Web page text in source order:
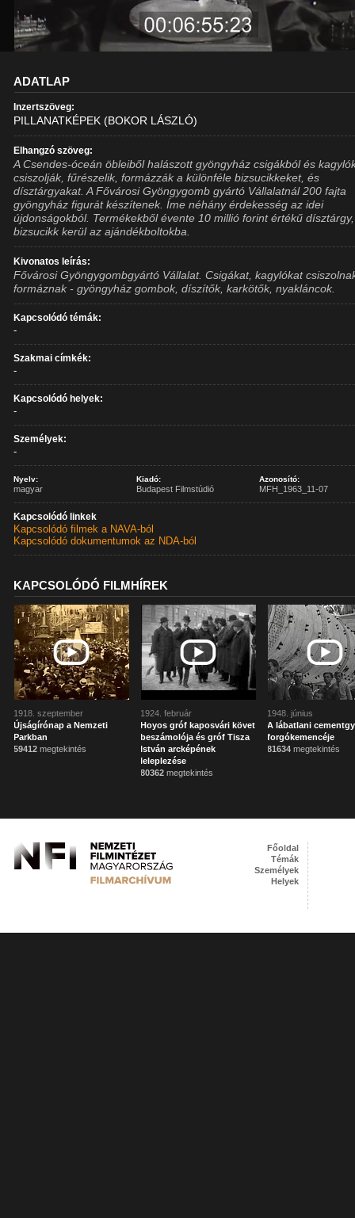
ADATLAP
Inzertszöveg:
PILLANATKÉPEK (BOKOR LÁSZLÓ)
Elhangzó szöveg:
A Csendes-óceán öbleiből halászott gyöngyház csigákból és
csiszolják, fűrészelik, formázzák a különféle bizsucikkeket, és
dísztárgyakat. A Fővárosi Gyöngygomb gyártó Vállalatnál 200 fajta
gyöngyház figurát készítenek. Íme néhány érdekesség az idei
újdonságokból. Termékekből évente 10 millió forint értékű dísztárgy,
bizsucikk kerül az ajándékboltokba.
Kivonatos leírás:
Fővárosi Gyöngygombgyártó Vállalat. Csigákat, kagylókat
formáznak - gyöngyház gombok, díszítők, karkötők, nyakláncok.
Kapcsolódó témák:
-
Szakmai címkék:
-
Kapcsolódó helyek:
-
Személyek:
-
Nyelv:
magyar
Kiadó:
Budapest Filmstúdió
Azonosító:
MFH_1963_11-07
Kapcsolódó linkek
Kapcsolódó filmek a NAVA-ból
Kapcsolódó dokumentumok az NDA-ból
KAPCSOLÓDÓ FILMHÍREK
1918. szeptember
Újságírónap a Nemzeti
Parkban
59412 megtekintés
1924. február
Hoyos gróf kaposvári követ
beszámolója és gróf Tisza
István arcképének
leleplezése
80362 megtekintés
1948. június
A lábatlani
forgókemencéje
81634 megtekintés
Főoldal
Témák
Személyek
Helyek